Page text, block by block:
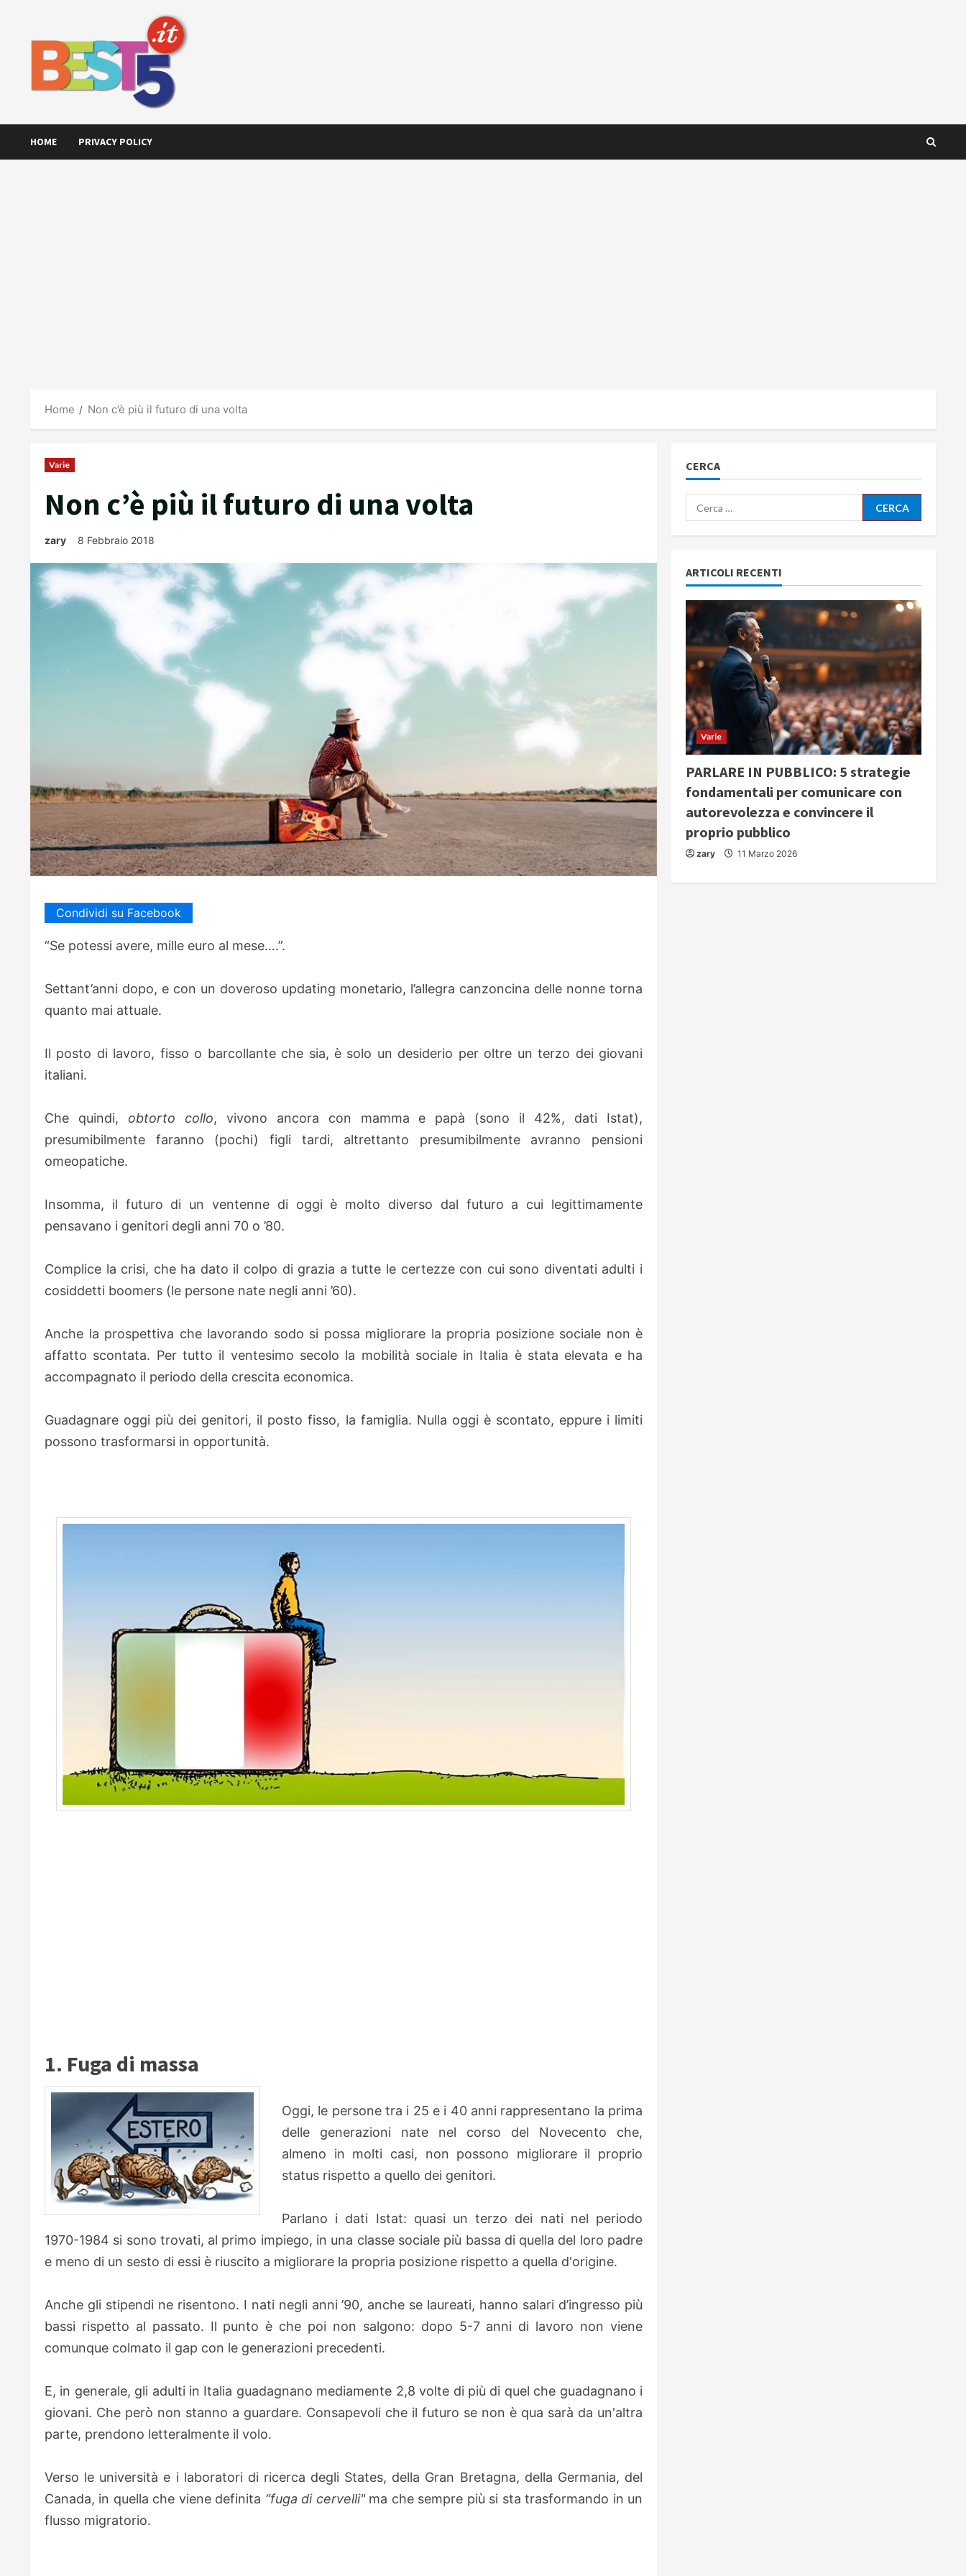
HOME PRIVACY POLICY
Home Non c’è più il futuro di una volta
Varie
Non c’è più il futuro di una volta
zary 8 Febbraio 2018
Condividi su Facebook
“Se potessi avere, mille euro al mese….”.
Settant’anni dopo, e con un doveroso updating monetario, l’allegra canzoncina delle nonne torna
quanto mai attuale.
Il posto di lavoro, fisso o barcollante che sia, è solo un desiderio per oltre un terzo dei giovani
italiani.
Che quindi, obtorto collo, vivono ancora con mamma e papà (sono il 42%, dati Istat),
presumibilmente faranno (pochi) figli tardi, altrettanto presumibilmente avranno pensioni
omeopatiche.
Insomma, il futuro di un ventenne di oggi è molto diverso dal futuro a cui legittimamente
pensavano i genitori degli anni 70 o ’80.
Complice la crisi, che ha dato il colpo di grazia a tutte le certezze con cui sono diventati adulti i
cosiddetti boomers (le persone nate negli anni ’60).
Anche la prospettiva che lavorando sodo si possa migliorare la propria posizione sociale non è
affatto scontata. Per tutto il ventesimo secolo la mobilità sociale in Italia è stata elevata e ha
accompagnato il periodo della crescita economica.
Guadagnare oggi più dei genitori, il posto fisso, la famiglia. Nulla oggi è scontato, eppure i limiti
possono trasformarsi in opportunità.
1. Fuga di massa
Oggi, le persone tra i 25 e i 40 anni rappresentano la prima
delle generazioni nate nel corso del Novecento che,
almeno in molti casi, non possono migliorare il proprio
status rispetto a quello dei genitori.
Parlano i dati Istat: quasi un terzo dei nati nel periodo
1970-1984 si sono trovati, al primo impiego, in una classe sociale più bassa di quella del loro padre
e meno di un sesto di essi è riuscito a migliorare la propria posizione rispetto a quella d'origine.
Anche gli stipendi ne risentono. I nati negli anni ’90, anche se laureati, hanno salari d’ingresso più
bassi rispetto al passato. Il punto è che poi non salgono: dopo 5-7 anni di lavoro non viene
comunque colmato il gap con le generazioni precedenti.
E, in generale, gli adulti in Italia guadagnano mediamente 2,8 volte di più di quel che guadagnano i
giovani. Che però non stanno a guardare. Consapevoli che il futuro se non è qua sarà da un'altra
parte, prendono letteralmente il volo.
Verso le università e i laboratori di ricerca degli States, della Gran Bretagna, della Germania, del
Canada, in quella che viene definita “fuga di cervelli"ma che sempre più si sta trasformando in un
flusso migratorio.
CERCA
Ricerca
per:
ARTICOLI RECENTI
Varie
PARLARE IN PUBBLICO: 5 strategie
fondamentali per comunicare con
autorevolezza e convincere il
proprio pubblico
zary 11 Marzo 2026